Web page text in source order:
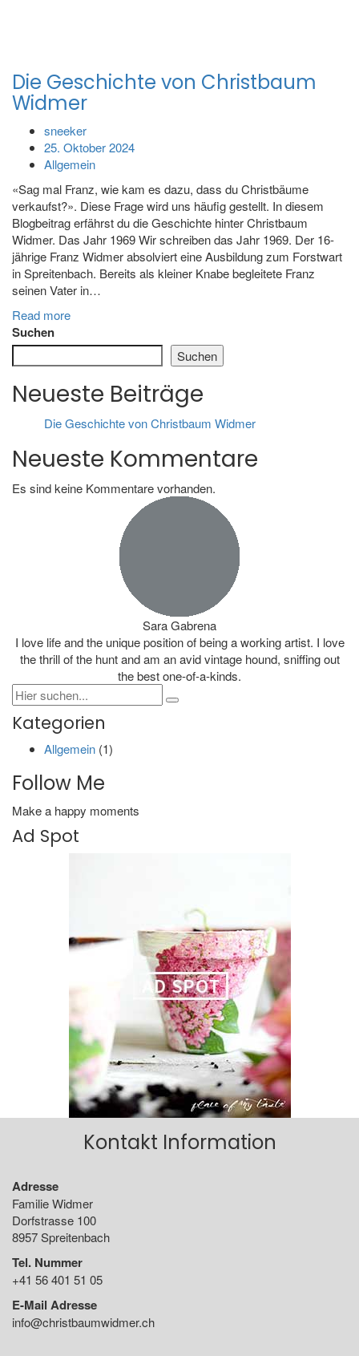
Die Geschichte von Christbaum
Widmer
sneeker
25. Oktober 2024
Allgemein
«Sag mal Franz, wie kam es dazu, dass du Christbäume
verkaufst?». Diese Frage wird uns häufig gestellt. In diesem
Blogbeitrag erfährst du die Geschichte hinter Christbaum
Widmer. Das Jahr 1969 Wir schreiben das Jahr 1969. Der 16-
jährige Franz Widmer absolviert eine Ausbildung zum Forstwart
in Spreitenbach. Bereits als kleiner Knabe begleitete Franz
seinen Vater in…
Read more
Suchen
Suchen
Neueste Beiträge
Die Geschichte von Christbaum Widmer
Neueste Kommentare
Es sind keine Kommentare vorhanden.
Sara Gabrena
I love life and the unique position of being a working artist. I love
the thrill of the hunt and am an avid vintage hound, sniffing out
the best one-of-a-kinds.
Kategorien
Allgemein (1)
Follow Me
Make a happy moments
Ad Spot
Kontakt Information
Adresse
Familie Widmer
Dorfstrasse 100
8957 Spreitenbach
Tel. Nummer
+41 56 401 51 05
E-Mail Adresse
info@christbaumwidmer.ch